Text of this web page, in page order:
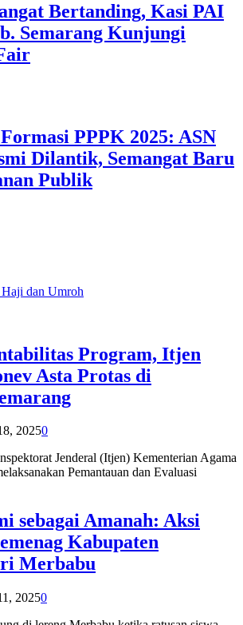
Bertanding, Kasi PAI
Semarang Kunjungi
PPPK 2025: ASN
Dilantik, Semangat Baru
Publik
Haji dan Umroh
Program, Itjen
Asta Protas di
20250
Jenderal (Itjen) Kementerian Agama
Pemantauan dan Evaluasi
sebagai Amanah: Aksi
Kabupaten
Merbabu
20250